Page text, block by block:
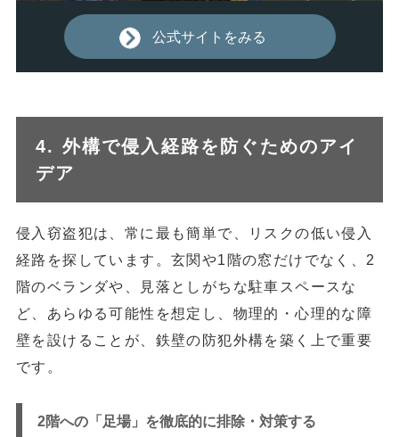
公式サイトをみる
4. 外構で侵入経路を防ぐためのアイ
デア
侵入窃盗犯は、常に最も簡単で、リスクの低い侵入
経路を探しています。玄関や1階の窓だけでなく、2
階のベランダや、見落としがちな駐車スペースな
ど、あらゆる可能性を想定し、物理的・心理的な障
壁を設けることが、鉄壁の防犯外構を築く上で重要
です。
2階への「足場」を徹底的に排除・対策する